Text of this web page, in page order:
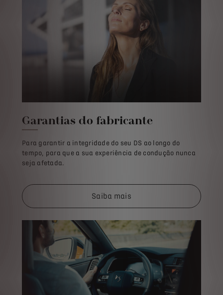
Garantias do fabricante
Para garantir a integridade do seu DS ao longo do
tempo, para que a sua experiência de condução nunca
seja afetada.
Saiba mais